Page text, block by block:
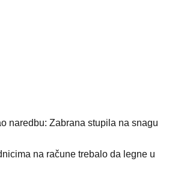
naredbu: Zabrana stupila na snagu
na račune trebalo da legne u